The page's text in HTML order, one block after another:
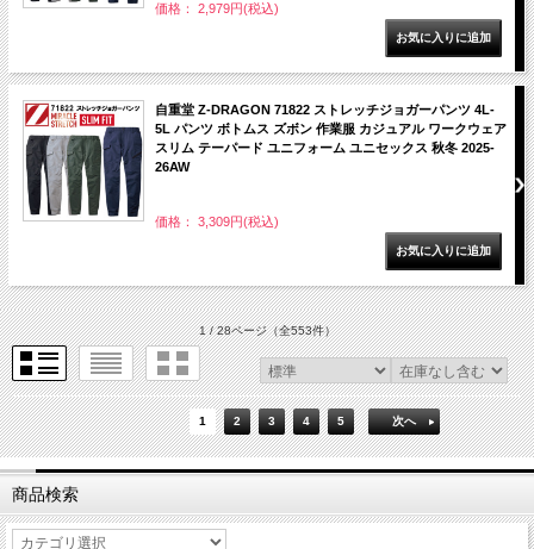
価格： 2,979円(税込)
自重堂 Z-DRAGON 71822 ストレッチジョガーパンツ 4L-
5L パンツ ボトムス ズボン 作業服 カジュアル ワークウェア
スリム テーパード ユニフォーム ユニセックス 秋冬 2025-
26AW
価格： 3,309円(税込)
1 / 28ページ（全553件）
1 2 3 4 5 次へ
商品検索